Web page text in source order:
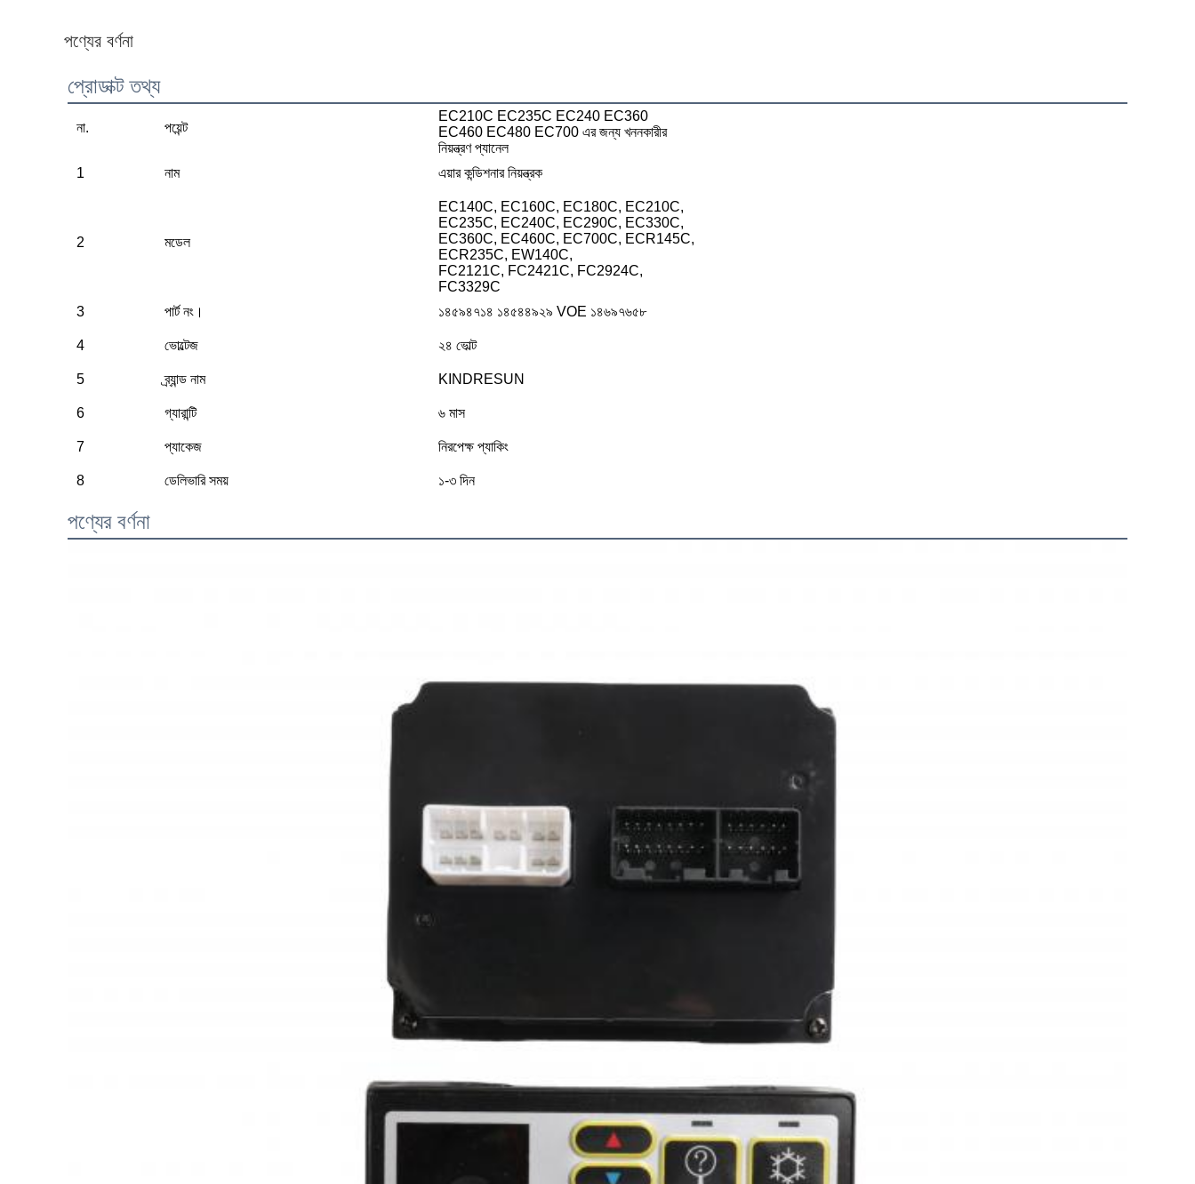
পণ্যের বর্ণনা
প্রোডাক্ট তথ্য
না. পয়েন্ট
EC210C EC235C EC240 EC360
EC460 EC480 EC700 এর জন্য খননকারীর
নিয়ন্ত্রণ প্যানেল
1
নাম এয়ার কন্ডিশনার নিয়ন্ত্রক
2 মডেল
EC140C, EC160C, EC180C, EC210C,
EC235C, EC240C, EC290C, EC330C,
EC360C, EC460C, EC700C, ECR145C,
ECR235C, EW140C,
FC2121C, FC2421C, FC2924C,
FC3329C
3
পার্ট নং। ১৪৫৯৪৭১৪ ১৪৫৪৪৯২৯ VOE ১৪৬৯৭৬৫৮
4 ভোল্টেজ ২৪ ভোল্ট
5 ব্র্যান্ড নাম KINDRESUN
6 গ্যারান্টি ৬ মাস
7 প্যাকেজ নিরপেক্ষ প্যাকিং
8 ডেলিভারি সময় ১-৩ দিন
পণ্যের বর্ণনা